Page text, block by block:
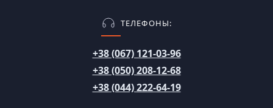
ТЕЛЕФОНЫ:
+38 (067) 121-03-96
+38 (050) 208-12-68
+38 (044) 222-64-19